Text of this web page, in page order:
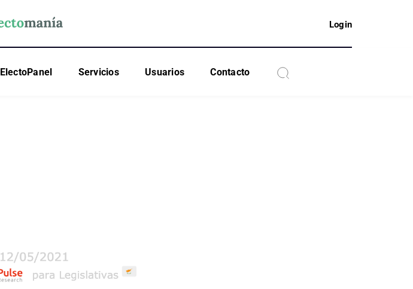
Login
ElectoPanel Servicios Usuarios Contacto